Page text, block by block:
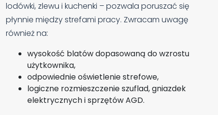
lodówki, zlewu i kuchenki – pozwala poruszać się
płynnie między strefami pracy. Zwracam uwagę
również na:
wysokość blatów dopasowaną do wzrostu
użytkownika,
odpowiednie oświetlenie strefowe,
logiczne rozmieszczenie szuflad, gniazdek
elektrycznych i sprzętów AGD.